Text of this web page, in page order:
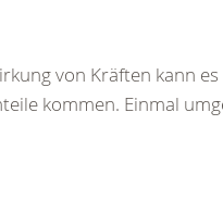
von Kräften kann
kommen. Einmal